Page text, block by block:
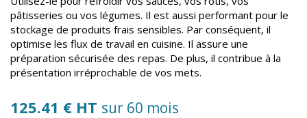
pâtisseries ou vos légumes. Il est aussi performant pour le
stockage de produits frais sensibles. Par conséquent, il
optimise les flux de travail en cuisine. Il assure une
préparation sécurisée des repas. De plus, il contribue à la
présentation irréprochable de vos mets.
125.41 € HT sur 60 mois